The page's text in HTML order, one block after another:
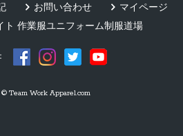
お問い合わせ
マイページ
ト 作業服ユニフォーム制服道場
Team Work Apparel.com